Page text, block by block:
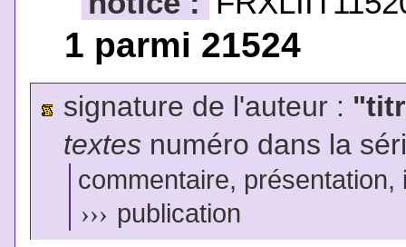
1 parmi 21524
signature de l'auteur :
textesnuméro dans la
commentaire,
››› publication